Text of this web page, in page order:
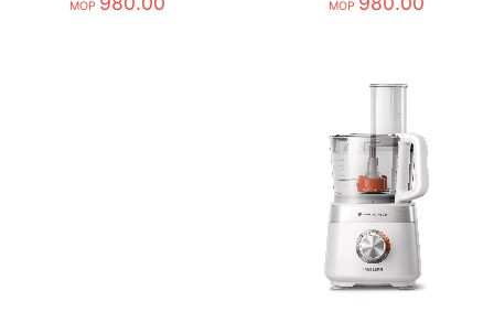
MOP MOP